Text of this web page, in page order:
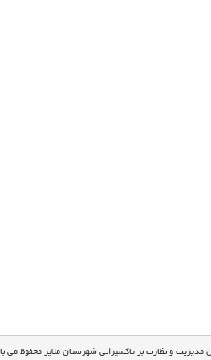
و نظارت بر تاکسیرانی شهرستان ملایر محفوظ می